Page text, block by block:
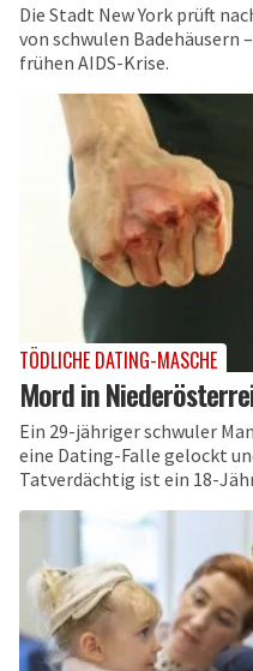
Die Stadt New York prüft
von schwulen Badehäusern
frühen AIDS-Krise.
TÖDLICHE DATING-MASCHE
Mord in
Ein 29-jähriger schwuler
eine Dating-Falle gelockt
Tatverdächtig ist ein 18-